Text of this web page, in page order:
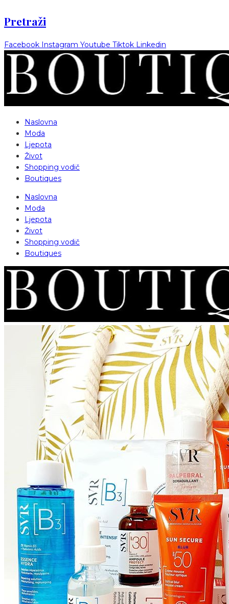
Pretraži
Facebook Instagram Youtube Tiktok Linkedin
Naslovna
Moda
Ljepota
Život
Shopping vodič
Boutiques
Naslovna
Moda
Ljepota
Život
Shopping vodič
Boutiques